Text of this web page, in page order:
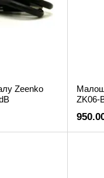
галузей, таких як
вимірювань для
контроль якості, що
Zeenko
ZK06-